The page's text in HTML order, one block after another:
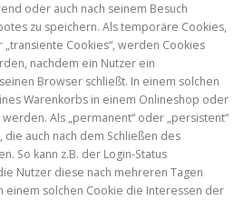
oder auch nach seinem Besuch
zu speichern. Als temporäre Cookies,
„transiente Cookies“, werden Cookies
nachdem ein Nutzer ein
Browser schließt. In einem solchen
Warenkorbs in einem Onlineshop oder
Als „permanent“ oder „persistent“
auch nach dem Schließen des
So kann z.B. der Login-Status
Nutzer diese nach mehreren Tagen
einem solchen Cookie die Interessen der